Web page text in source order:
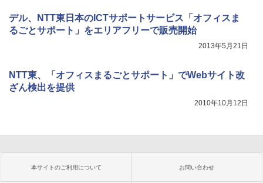
デル、NTT東日本のICTサポートサービス「オフィスま
るごとサポート」をエリアフリーで販売開始
2013年5月21日
NTT東、「オフィスまるごとサポート」でWebサイト改
ざん検出を提供
2010年10月12日
本サイトのご利用について お問い合わせ